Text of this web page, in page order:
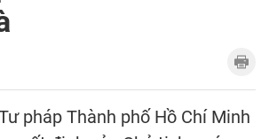
pháp Thành phố Hồ Chí Minh